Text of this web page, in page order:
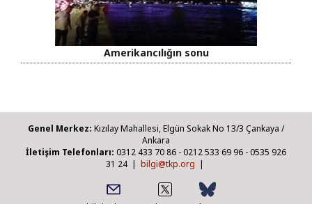
Amerikancılığın sonu
Genel Merkez: Kızılay Mahallesi, Elgün Sokak No 13/3 Çankaya /
Ankara
İletişim Telefonları: 0312 433 70 86 - 0212 533 69 96 - 0535 926
31 24 | bilgi@tkp.org |